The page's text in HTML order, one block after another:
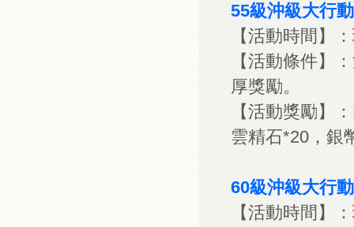
55級沖級大行動
【活動時間】：
【活動條件】
厚獎勵。
【活動獎勵】
雲精石*20，銀
60級沖級大行動
【活動時間】：